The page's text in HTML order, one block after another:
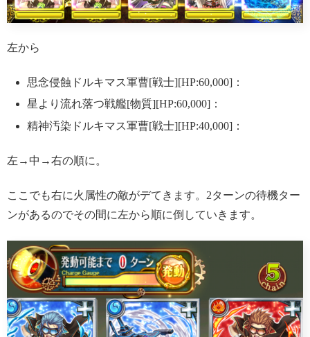
左から
思念侵蝕ドルキマス軍曹[戦士][HP:60,000]：
星より流れ落つ戦艦[物質][HP:60,000]：
精神汚染ドルキマス軍曹[戦士][HP:40,000]：
左→中→右の順に。
ここでも右に火属性の敵がデてきます。2ターンの待機ター
ンがあるのでその間に左から順に倒していきます。